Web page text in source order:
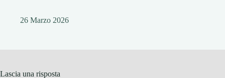
26 Marzo 2026
Lascia una risposta